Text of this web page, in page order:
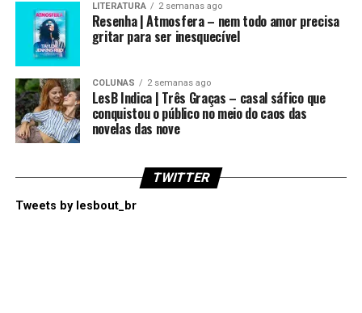
LITERATURA 2 semanas ago
Resenha | Atmosfera – nem todo amor precisa
gritar para ser inesquecível
COLUNAS 2 semanas ago
LesB Indica | Três Graças – casal sáfico que
conquistou o público no meio do caos das
novelas das nove
TWITTER
Tweets by lesbout_br